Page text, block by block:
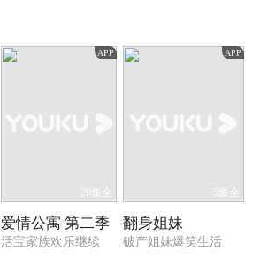
APP
20集全
爱情公寓 第二季
活宝家族欢乐继续
APP
5集全
翻身姐妹
破产姐妹爆笑生活